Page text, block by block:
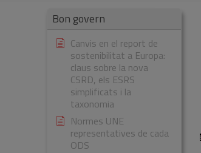
Bon govern
Canvis en el report de
sostenibilitat a Europa:
claus sobre la nova
CSRD, els ESRS
simplificats i la
taxonomia
Normes UNE
representatives de cada
ODS